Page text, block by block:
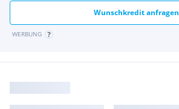
Wunschkredit anfragen
WERBUNG